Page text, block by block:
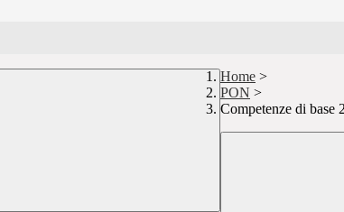
Home >
PON >
Competenze di base 2